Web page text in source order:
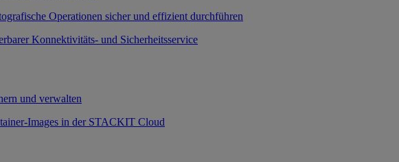
Operationen sicher und effizient durchführen
Konnektivitäts- und Sicherheitsservice
und verwalten
Images in der STACKIT Cloud